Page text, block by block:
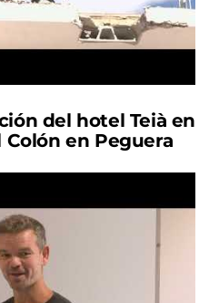
del hotel Teià en
en Peguera